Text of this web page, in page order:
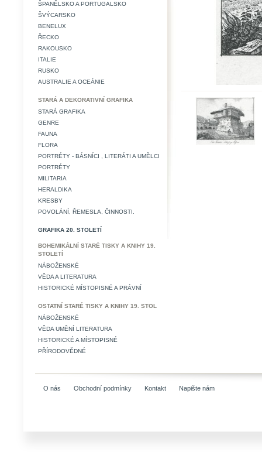
ŠPANĚLSKO A PORTUGALSKO
ŠVÝCARSKO
BENELUX
ŘECKO
RAKOUSKO
ITALIE
RUSKO
AUSTRALIE A OCEÁNIE
STARÁ A DEKORATIVNÍ GRAFIKA
STARÁ GRAFIKA
GENRE
FAUNA
FLORA
PORTRÉTY - BÁSNÍCI , LITERÁTI A UMĚLCI
PORTRÉTY
MILITARIA
HERALDIKA
KRESBY
POVOLÁNÍ, ŘEMESLA, ČINNOSTI.
GRAFIKA 20. STOLETÍ
BOHEMIKÁLNÍ STARÉ TISKY A KNIHY 19.
STOLETÍ
NÁBOŽENSKÉ
VĚDA A LITERATURA
HISTORICKÉ MÍSTOPISNÉ A PRÁVNÍ
OSTATNÍ STARÉ TISKY A KNIHY 19. STOL
NÁBOŽENSKÉ
VĚDA UMĚNÍ LITERATURA
HISTORICKÉ A MÍSTOPISNÉ
PŘÍRODOVĚDNÉ
O nás Obchodní podmínky Kontakt Napište nám